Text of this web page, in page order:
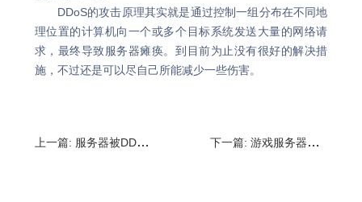
DDoS的攻击原理其实就是通过控制一组分布在不同地
理位置的计算机向一个或多个目标系统发送大量的网络请
求，最终导致服务器瘫痪。到目前为止没有很好的解决措
施，不过还是可以尽自己所能减少一些伤害。
上一篇: 服务器被DDOS攻击要怎么办?如何查看服务器是否被攻击 下一篇:游戏服务器怎样防御ddos攻击?DDoS攻击防御方法